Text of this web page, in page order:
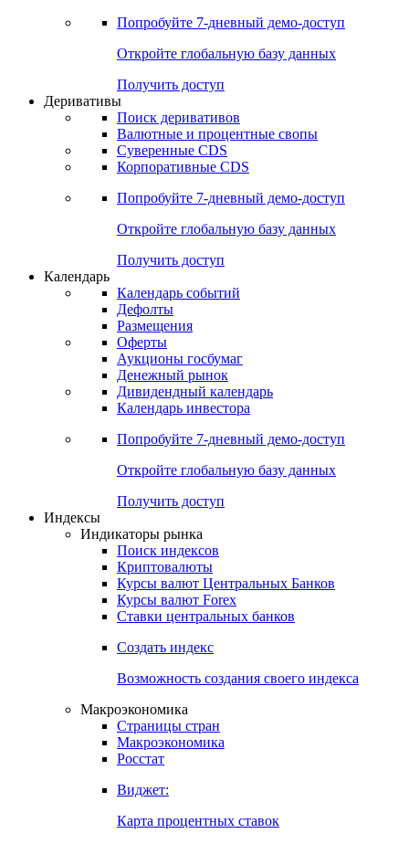
Попробуйте 7-дневный демо-доступ
Откройте глобальную базу данных
Получить доступ
Деривативы
Поиск деривативов
Валютные и процентные свопы
Суверенные CDS
Корпоративные CDS
Попробуйте 7-дневный демо-доступ
Откройте глобальную базу данных
Получить доступ
Календарь
Календарь событий
Дефолты
Размещения
Оферты
Аукционы госбумаг
Денежный рынок
Дивидендный календарь
Календарь инвестора
Попробуйте 7-дневный демо-доступ
Откройте глобальную базу данных
Получить доступ
Индексы
Индикаторы рынка
Поиск индексов
Криптовалюты
Курсы валют Центральных Банков
Курсы валют Forex
Ставки центральных банков
Создать индекс
Возможность создания своего индекса
Макроэкономика
Страницы стран
Макроэкономика
Росстат
Виджет:
Карта процентных ставок